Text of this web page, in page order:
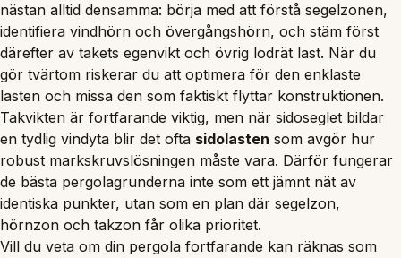
nästan alltid densamma: börja med att förstå segelzonen,
identifiera vindhörn och övergångshörn, och stäm först
därefter av takets egenvikt och övrig lodrät last. När du
gör tvärtom riskerar du att optimera för den enklaste
lasten och missa den som faktiskt flyttar konstruktionen.
Takvikten är fortfarande viktig, men när sidoseglet bildar
en tydlig vindyta blir det ofta sidolasten som avgör hur
robust markskruvslösningen måste vara. Därför fungerar
de bästa pergolagrunderna inte som ett jämnt nät av
identiska punkter, utan som en plan där segelzon,
hörnzon och takzon får olika prioritet.
Vill du veta om din pergola fortfarande kan räknas som